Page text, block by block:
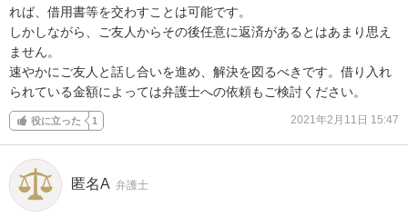
れば、借用書等を交わすことは可能です。
しかしながら、ご友人からその後任意に返済があるとはあまり思え
ません。
速やかにご友人と話し合いを進め、解決を図るべきです。借り入れ
られている金額によっては弁護士への依頼もご検討ください。
役に立った 1 2021年2月11日 15:47
匿名A 弁護士